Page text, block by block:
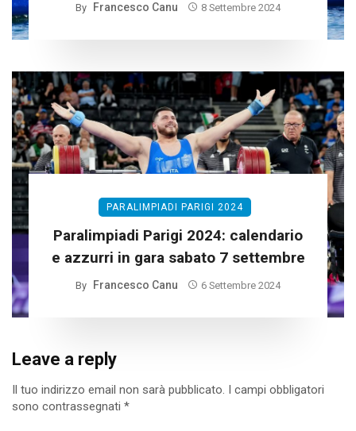
By Francesco Canu 8 Settembre 2024
PARALIMPIADI PARIGI 2024
Paralimpiadi Parigi 2024: calendario
e azzurri in gara sabato 7 settembre
By Francesco Canu 6 Settembre 2024
Leave a reply
Il tuo indirizzo email non sarà pubblicato. I campi obbligatori
sono contrassegnati *